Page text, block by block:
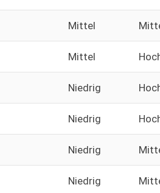
Mittel
Mittel
Niedrig
Niedrig
Niedrig
Niedrig